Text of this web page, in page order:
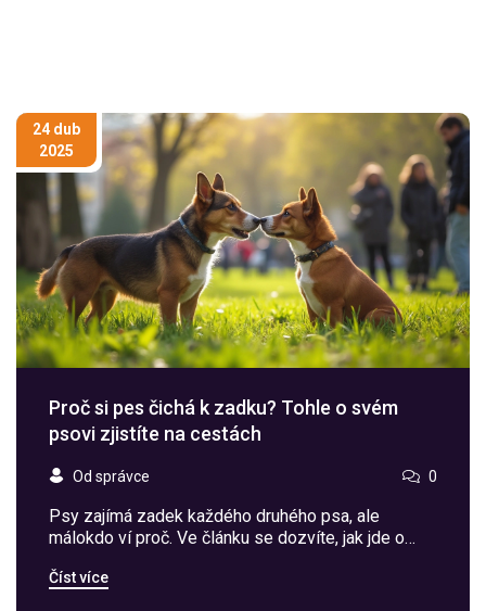
24 dub
2025
Proč si pes čichá k zadku? Tohle o svém
psovi zjistíte na cestách
Od správce 0
Psy zajímá zadek každého druhého psa, ale
málokdo ví proč. Ve článku se dozvíte, jak jde o
Čichání je pro psy hlavní způsob komunikace a
Číst více